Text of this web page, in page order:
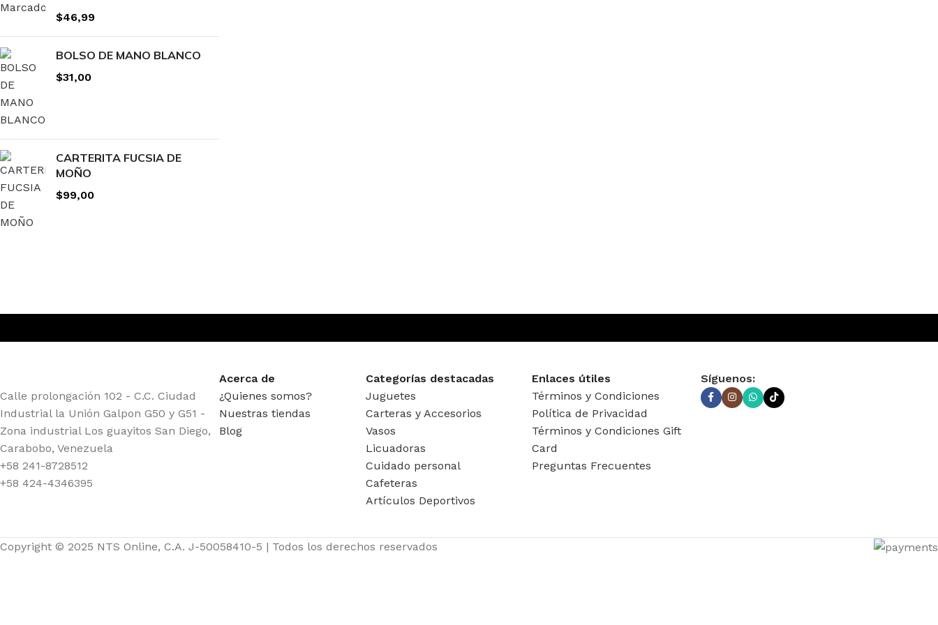
$46,99
BOLSO DE MANO BLANCO
$31,00
CARTERITA FUCSIA DE
MOÑO
$99,00
Calle prolongación 102 - C.C. Ciudad
Industrial la Unión Galpon G50 y G51 -
Zona industrial Los guayitos San Diego,
Carabobo, Venezuela
+58 241-8728512
+58 424-4346395
Acerca de
¿Quienes somos?
Nuestras tiendas
Blog
Categorías destacadas
Juguetes
Carteras y Accesorios
Vasos
Licuadoras
Cuidado personal
Cafeteras
Artículos Deportivos
Enlaces útiles
Términos y Condiciones
Política de Privacidad
Términos y Condiciones Gift
Card
Preguntas Frecuentes
Síguenos:
Copyright © 2025 NTS Online, C.A. J-50058410-5 | Todos los derechos reservados